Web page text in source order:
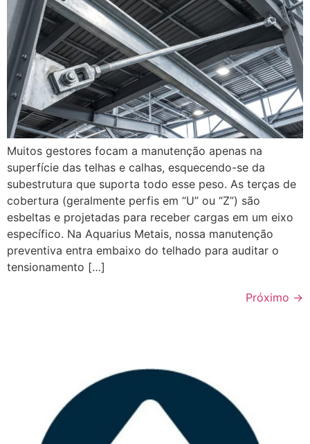
Muitos gestores focam a manutenção apenas na
superfície das telhas e calhas, esquecendo-se da
subestrutura que suporta todo esse peso. As terças de
cobertura (geralmente perfis em “U” ou “Z”) são
esbeltas e projetadas para receber cargas em um eixo
específico. Na Aquarius Metais, nossa manutenção
preventiva entra embaixo do telhado para auditar o
tensionamento […]
Próximo →